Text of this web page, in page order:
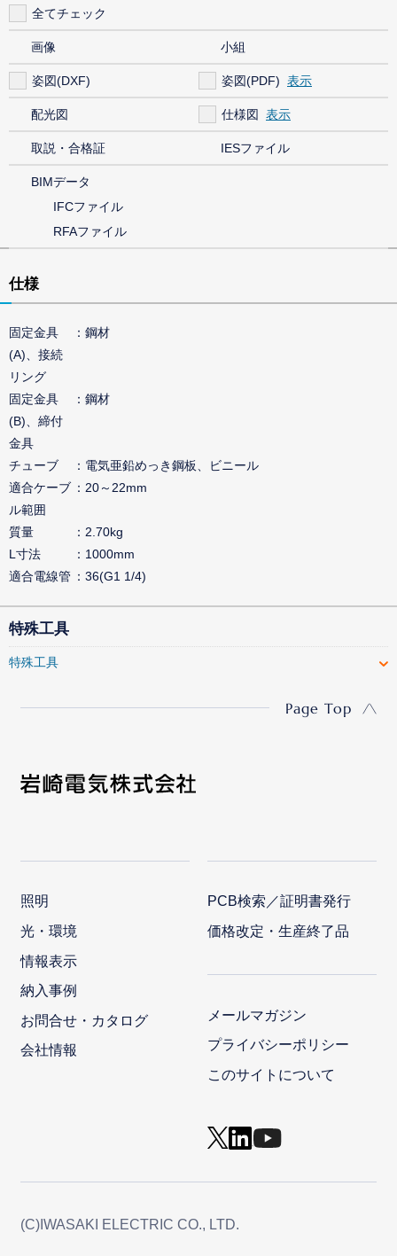
全てチェック
画像 小組
姿図(DXF) 姿図(PDF)
配光図 仕様図
取説・合格証 IESファイル
BIMデータ
IFCファイル
RFAファイル
仕様
固定金具
(A)、接続
リング
鋼材
固定金具
(B)、締付
金具
鋼材
チューブ
電気亜鉛めっき鋼板、ビニール
適合ケーブ
ル範囲
20～22mm
質量
2.70kg
L寸法
1000mm
適合電線管
36(G1 1/4)
特殊工具
特殊工具
Page Top
照明
光・環境
情報表示
納入事例
お問合せ・カタログ
会社情報
PCB検索／証明書発行
価格改定・生産終了品
メールマガジン
プライバシーポリシー
このサイトについて
(C)IWASAKI ELECTRIC CO., LTD.